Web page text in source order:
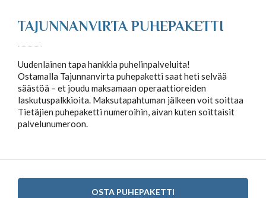
TAJUNNANVIRTA PUHEPAKETTI
Uudenlainen tapa hankkia puhelinpalveluita!
Ostamalla Tajunnanvirta puhepaketti saat heti selvää
säästöä – et joudu maksamaan operaattioreiden
laskutuspalkkioita. Maksutapahtuman jälkeen voit soittaa
Tietäjien puhepaketti numeroihin, aivan kuten soittaisit
palvelunumeroon.
OSTA PUHEPAKETTI